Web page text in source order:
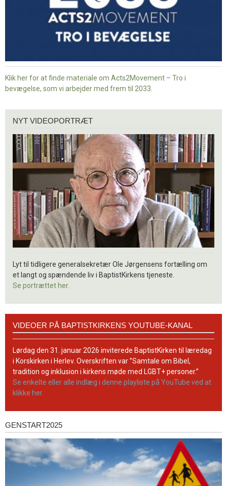
Klik her for at finde materiale om Acts2Movement – Tro i
bevægelse, som vi arbejder med frem til 2033.
videoportræt
NYT VIDEOPORTRÆT
Lyt til tidligere generalsekretær Ole Jørgensens fortælling om
et langt og spændende liv i BaptistKirkens tjeneste.
Se portrættet her.
BaptistKirkens
YouTube-
kanal
VIDEOER PÅ BAPTISTKIRKENS YOUTUBE-KANAL
Lørdag den 31. januar 2026 inviterede BaptistKirken til læredag
i Korskirken i Herlev. Overskriften var ”Samtale om Bibel,
tradition og inklusion i kirkens møde med LGBT+ personer.”
Se enkelte eller alle indlæg i denne playliste på YouTube ved at
klikke her.
Genstart2025
GENSTART2025